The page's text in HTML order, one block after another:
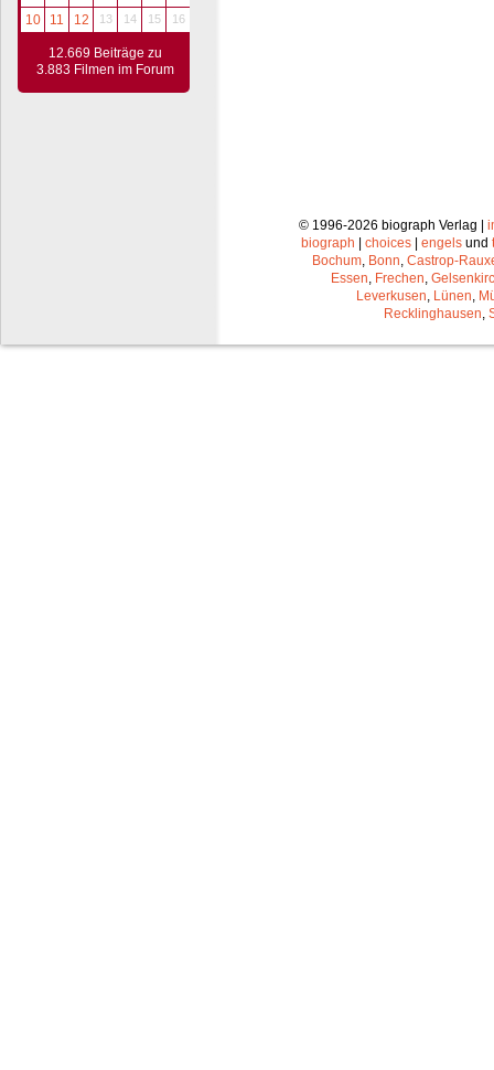
10
11 12 13 14 15 16
12.669 Beiträge zu
3.883 Filmen im Forum
© 1996-2026 biograph Verlag |
biograph
choices engels und
Bochum, Bonn, Castrop-
Essen, Frechen,
Leverkusen, Lünen,
Recklinghausen,